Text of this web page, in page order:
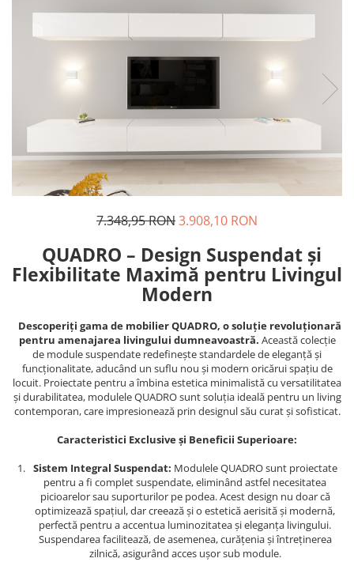
7.348,95 RON3.908,10 RON
QUADRO – Design Suspendat și
Flexibilitate Maximă pentru Livingul
Modern
Descoperiți gama de mobilier QUADRO, o soluție revoluționară
pentru amenajarea livingului dumneavoastră. Această colecție
de module suspendate redefinește standardele de eleganță și
funcționalitate, aducând un suflu nou și modern oricărui spațiu de
locuit. Proiectate pentru a îmbina estetica minimalistă cu versatilitatea
și durabilitatea, modulele QUADRO sunt soluția ideală pentru un living
contemporan, care impresionează prin designul său curat și sofisticat.
Caracteristici Exclusive și Beneficii Superioare:
Sistem Integral Suspendat: Modulele QUADRO sunt proiectate
pentru a fi complet suspendate, eliminând astfel necesitatea
picioarelor sau suporturilor pe podea. Acest design nu doar că
optimizează spațiul, dar creează și o estetică aerisită și modernă,
perfectă pentru a accentua luminozitatea și eleganța livingului.
Suspendarea facilitează, de asemenea, curățenia și întreținerea
zilnică, asigurând acces ușor sub module.